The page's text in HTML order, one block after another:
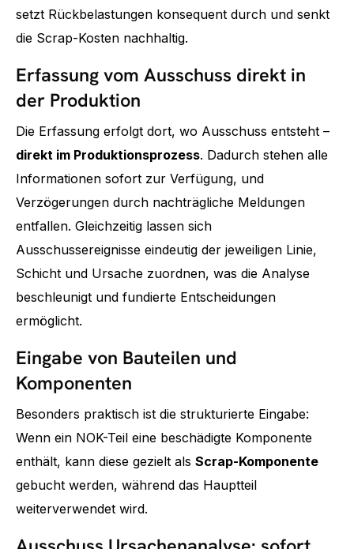
setzt Rückbelastungen konsequent durch und senkt
die Scrap-Kosten nachhaltig.
Erfassung vom Ausschuss direkt in
der Produktion
Die Erfassung erfolgt dort, wo Ausschuss entsteht –
direkt im Produktionsprozess. Dadurch stehen alle
Informationen sofort zur Verfügung, und
Verzögerungen durch nachträgliche Meldungen
entfallen. Gleichzeitig lassen sich
Ausschussereignisse eindeutig der jeweiligen Linie,
Schicht und Ursache zuordnen, was die Analyse
beschleunigt und fundierte Entscheidungen
ermöglicht.
Eingabe von Bauteilen und
Komponenten
Besonders praktisch ist die strukturierte Eingabe:
Wenn ein NOK-Teil eine beschädigte Komponente
enthält, kann diese gezielt als Scrap-Komponente
gebucht werden, während das Hauptteil
weiterverwendet wird.